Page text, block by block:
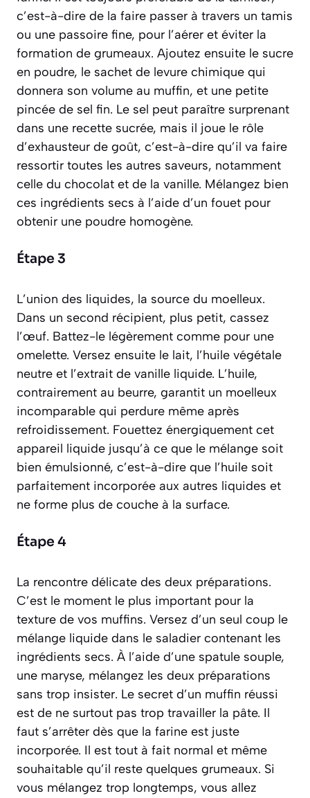
c’est-à-dire de la faire passer à travers un tamis
ou une passoire fine, pour l’aérer et éviter la
formation de grumeaux. Ajoutez ensuite le sucre
en poudre, le sachet de levure chimique qui
donnera son volume au muffin, et une petite
pincée de sel fin. Le sel peut paraître surprenant
dans une recette sucrée, mais il joue le rôle
d’exhausteur de goût, c’est-à-dire qu’il va faire
ressortir toutes les autres saveurs, notamment
celle du chocolat et de la vanille. Mélangez bien
ces ingrédients secs à l’aide d’un fouet pour
obtenir une poudre homogène.
Étape 3
L’union des liquides, la source du moelleux.
Dans un second récipient, plus petit, cassez
l’œuf. Battez-le légèrement comme pour une
omelette. Versez ensuite le lait, l’huile végétale
neutre et l’extrait de vanille liquide. L’huile,
contrairement au beurre, garantit un moelleux
incomparable qui perdure même après
refroidissement. Fouettez énergiquement cet
appareil liquide jusqu’à ce que le mélange soit
bien émulsionné, c’est-à-dire que l’huile soit
parfaitement incorporée aux autres liquides et
ne forme plus de couche à la surface.
Étape 4
La rencontre délicate des deux préparations.
C’est le moment le plus important pour la
texture de vos muffins. Versez d’un seul coup le
mélange liquide dans le saladier contenant les
ingrédients secs. À l’aide d’une spatule souple,
une maryse, mélangez les deux préparations
sans trop insister. Le secret d’un muffin réussi
est de ne surtout pas trop travailler la pâte. Il
faut s’arrêter dès que la farine est juste
incorporée. Il est tout à fait normal et même
souhaitable qu’il reste quelques grumeaux. Si
vous mélangez trop longtemps, vous allez